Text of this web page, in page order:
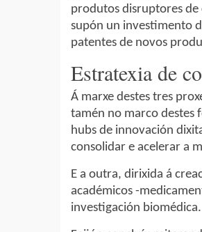
produtos disruptores
supón un investimento
patentes de novos
Estratexia de
Á marxe destes tres
tamén no marco destes
hubs de innovación
consolidar e acelerar a
E a outra, dirixida á
académicos -
investigación biomédica.